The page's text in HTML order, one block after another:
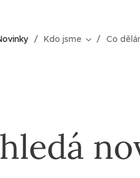
Kdo jsme Co